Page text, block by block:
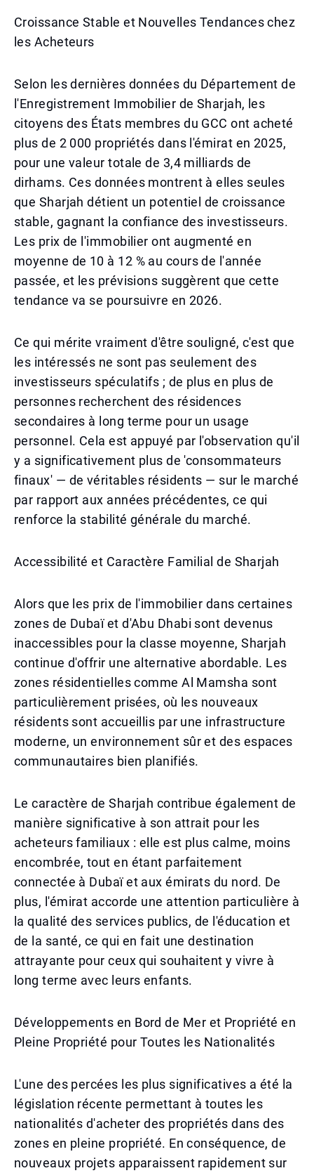
Croissance Stable et Nouvelles Tendances chez
les Acheteurs
Selon les dernières données du Département de
l'Enregistrement Immobilier de Sharjah, les
citoyens des États membres du GCC ont acheté
plus de 2 000 propriétés dans l'émirat en 2025,
pour une valeur totale de 3,4 milliards de
dirhams. Ces données montrent à elles seules
que Sharjah détient un potentiel de croissance
stable, gagnant la confiance des investisseurs.
Les prix de l'immobilier ont augmenté en
moyenne de 10 à 12 % au cours de l'année
passée, et les prévisions suggèrent que cette
tendance va se poursuivre en 2026.
Ce qui mérite vraiment d'être souligné, c'est que
les intéressés ne sont pas seulement des
investisseurs spéculatifs ; de plus en plus de
personnes recherchent des résidences
secondaires à long terme pour un usage
personnel. Cela est appuyé par l'observation qu'il
y a significativement plus de 'consommateurs
finaux' — de véritables résidents — sur le marché
par rapport aux années précédentes, ce qui
renforce la stabilité générale du marché.
Accessibilité et Caractère Familial de Sharjah
Alors que les prix de l'immobilier dans certaines
zones de Dubaï et d'Abu Dhabi sont devenus
inaccessibles pour la classe moyenne, Sharjah
continue d'offrir une alternative abordable. Les
zones résidentielles comme Al Mamsha sont
particulièrement prisées, où les nouveaux
résidents sont accueillis par une infrastructure
moderne, un environnement sûr et des espaces
communautaires bien planifiés.
Le caractère de Sharjah contribue également de
manière significative à son attrait pour les
acheteurs familiaux : elle est plus calme, moins
encombrée, tout en étant parfaitement
connectée à Dubaï et aux émirats du nord. De
plus, l'émirat accorde une attention particulière à
la qualité des services publics, de l'éducation et
de la santé, ce qui en fait une destination
attrayante pour ceux qui souhaitent y vivre à
long terme avec leurs enfants.
Développements en Bord de Mer et Propriété en
Pleine Propriété pour Toutes les Nationalités
L'une des percées les plus significatives a été la
législation récente permettant à toutes les
nationalités d'acheter des propriétés dans des
zones en pleine propriété. En conséquence, de
nouveaux projets apparaissent rapidement sur